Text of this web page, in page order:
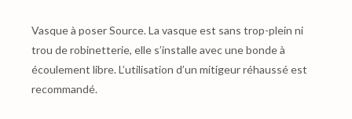
Vasque à poser Source. La vasque est sans trop-plein ni
trou de robinetterie, elle s’installe avec une bonde à
écoulement libre. L’utilisation d’un mitigeur réhaussé est
recommandé.